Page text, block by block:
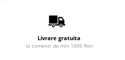
Masini de frezat universale SERVO
Masini de frezat verticale
Masini de slefuit metal
Livrare gratuita
la comenzi de min 1000 Ron